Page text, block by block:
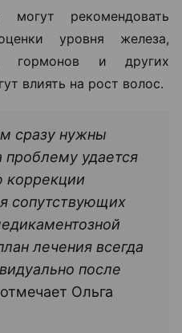
рекомендовать
уровня железа,
гормонов и других
влиять на рост волос.
сразу нужны
удается
сопутствующих
лечения всегда
после
отмечает Ольга